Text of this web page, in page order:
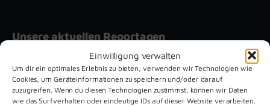
Einwilligung verwalten
Um dir ein optimales Erlebnis zu bieten, verwenden wir Technologien wie
Cookies, um Geräteinformationen zu speichern und/oder darauf
zuzugreifen. Wenn du diesen Technologien zustimmst, können wir Daten
wie das Surfverhalten oder eindeutige IDs auf dieser Website verarbeiten.
Unsere aktuellen Reportagen
Schützenfest
Verne 2026
Dreckburg